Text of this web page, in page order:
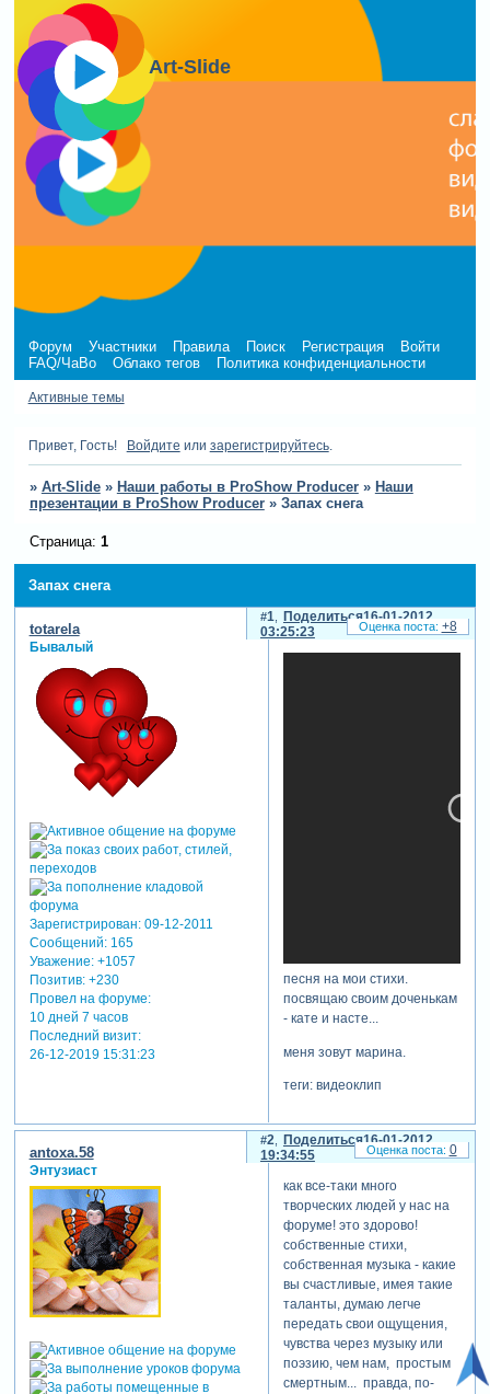
Art-Slide
Форум Участники Правила Поиск Регистрация
Войти
FAQ/ЧаВо
Облако тегов Политика конфиденциальности
Активные темы
Привет, Гость! Войдите или зарегистрируйтесь.
» Art-Slide » Наши работы в ProShow Producer » Наши
презентации в ProShow Producer » Запах снега
Запах снега
Страница: 1
Поделиться
1
16-01-2012
03:25:23
totarela
Бывалый
Зарегистрирован: 09-12-2011
Сообщений:165
Уважение: +1057
Позитив: +230
Провел на форуме:
10 дней 7 часов
Последний визит:
26-12-2019 15:31:23
песня на мои стихи.
посвящаю своим доченькам
- кате и насте...
меня зовут марина.
теги: видеоклип
+8
Поделиться
2
16-01-2012
19:34:55
antoxa.58
Энтузиаст
как все-таки много
творческих людей у нас на
форуме! это здорово!
собственные стихи,
собственная музыка - какие
вы счастливые, имея такие
таланты, думаю легче
передать свои ощущения,
чувства через музыку или
поэзию, чем нам, простым
смертным... правда, по-
0